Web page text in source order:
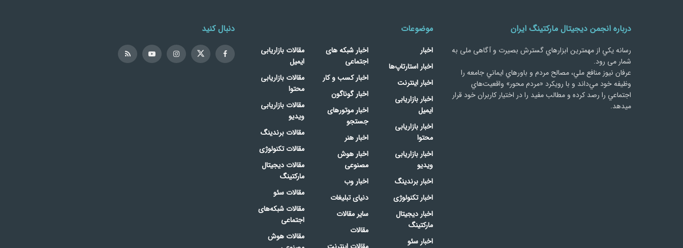
درباره انجمن دیجیتال مارکتینگ ایران
رسانه يكي از مهمترین ابزارهاي گسترش بصیرت و آگاهی ملی به
شمار می رود.
عرفان نیوز منافع ملي، مصالح مردم و باورهاي ايماني جامعه را
وظيفه خود مي‌داند و با رويكرد «مردم‌ محور» واقعيت‌هاي
اجتماعي را رصد کرده و مطالب مفید را در اختیار کاربران خود قرار
میدهد.
موضوعات
اخبار
اخبار استارتاپ‌ها
اخبار اینترنت
اخبار بازاریابی
ایمیل
اخبار بازاریابی
محتوا
اخبار بازاریابی
ویدیو
اخبار برندینگ
اخبار تکنولوژی
اخبار دیجیتال
مارکتینگ
اخبار سئو
اخبار شبکه های
اجتماعی
اخبار کسب و کار
اخبار گوناگون
اخبار موتورهای
جستجو
اخبار هنر
اخبار هوش
مصنوعی
اخبار وب
دنیای تبلیغات
سایر مقالات
مقالات
مقالات بازاریابی
ایمیل
مقالات بازاریابی
محتوا
مقالات بازاریابی
ویدیو
مقالات برندینگ
مقالات تکنولوژی
مقالات دیجیتال
مارکتینگ
مقالات سئو
مقالات شبکه‌های
اجتماعی
مقالات هوش
دنبال کنید